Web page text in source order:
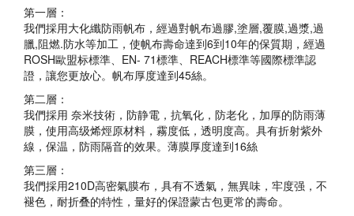
第一層：
我們採用大化纖防雨帆布，經過對帆布過膠,塗層,覆膜,過漿,過
臘,阻燃.防水等加工，使帆布壽命達到6到10年的保質期，經過
ROSH歐盟标標準、EN- 71標準、REACH標準等國際標準認
證，讓您更放心。帆布厚度達到45絲。
第二層：
我們採用 奈米技術，防静電，抗氧化，防老化，加厚的防雨薄
膜，使用高级烯烴原材料，霧度低，透明度高。具有折射紫外
線，保温，防雨隔音的效果。薄膜厚度達到16絲
第三層：
我們採用210D高密氣膜布，具有不透氣，無異味，牢度强，不
褪色，耐折叠的特性，量好的保證蒙古包更常的壽命。